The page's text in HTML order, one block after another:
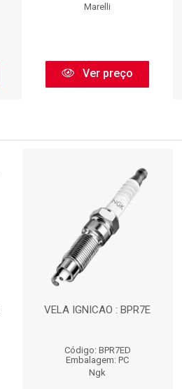
Marelli
Ver preço
VELA IGNICAO : BPR7E
Código: BPR7ED
Embalagem: PC
Ngk